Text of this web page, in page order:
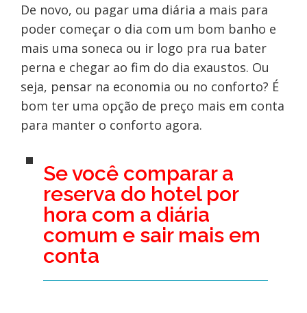
De novo, ou pagar uma diária a mais para
poder começar o dia com um bom banho e
mais uma soneca ou ir logo pra rua bater
perna e chegar ao fim do dia exaustos. Ou
seja, pensar na economia ou no conforto? É
bom ter uma opção de preço mais em conta
para manter o conforto agora.
Se você comparar a
reserva do hotel por
hora com a diária
comum e sair mais em
conta